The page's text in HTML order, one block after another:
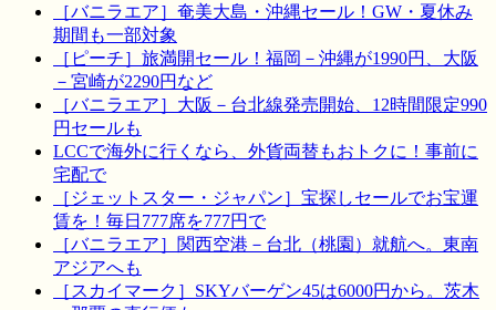
［バニラエア］奄美大島・沖縄セール！GW・夏休み
期間も一部対象
［ピーチ］旅満開セール！福岡－沖縄が1990円、大阪
－宮崎が2290円など
［バニラエア］大阪－台北線発売開始、12時間限定990
円セールも
LCCで海外に行くなら、外貨両替もおトクに！事前に
宅配で
［ジェットスター・ジャパン］宝探しセールでお宝運
賃を！毎日777席を777円で
［バニラエア］関西空港－台北（桃園）就航へ。東南
アジアへも
［スカイマーク］SKYバーゲン45は6000円から。茨木